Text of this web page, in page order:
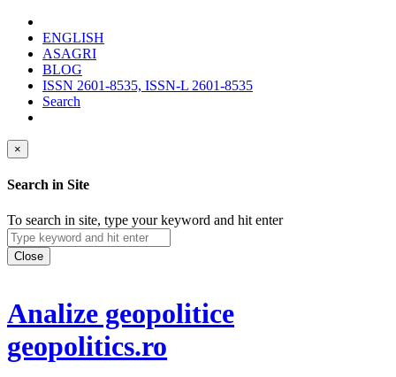
ENGLISH
ASAGRI
BLOG
ISSN 2601-8535, ISSN-L 2601-8535
Search
×
Search in Site
To search in site, type your keyword and hit enter
Close
Analize geopolitice
geopolitics.ro